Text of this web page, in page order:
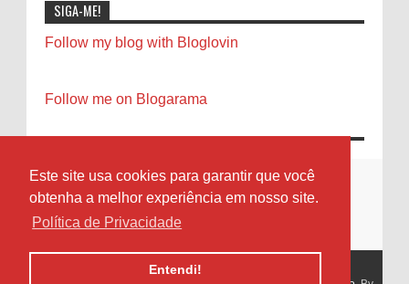
Este site usa cookies para garantir que você
obtenha a melhor experiência em nosso site.
Política de Privacidade
Entendi!
SIGA-ME!
Follow my blog with Bloglovin
Follow me on Blogarama